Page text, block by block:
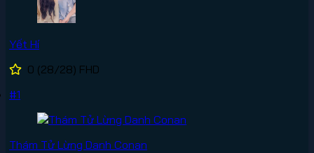
Yết Hí
0 (28/28) FHD
#1
Thám Tử Lừng Danh Conan